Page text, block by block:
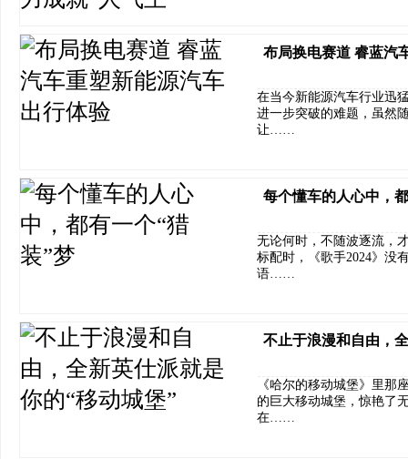
布局换电赛道 睿蓝汽
在当今新能源汽车行业迅
进一步突破的难题，虽然
让……
每个懂车的人心中，
无论何时，不随波逐流，
标配时，《歌手2024》没
语……
不止于浪漫和自由，
《哈尔的移动城堡》里那
的巨大移动城堡，惊艳了
在……